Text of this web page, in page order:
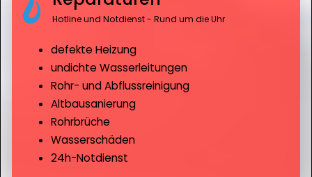
Hotline und Notdienst - Rund um die Uhr
defekte Heizung
undichte Wasserleitungen
Rohr- und Abflussreinigung
Altbausanierung
Rohrbrüche
Wasserschäden
24h-Notdienst